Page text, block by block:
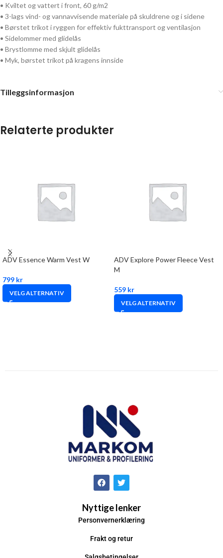
• Kviltet og vattert i front, 60 g/m2
• 3-lags vind- og vannavvisende materiale på skuldrene og i sidene
• Børstet trikot i ryggen for effektiv fukttransport og ventilasjon
• Sidelommer med glidelås
• Brystlomme med skjult glidelås
• Myk, børstet trikot på kragens innside
Tilleggsinformasjon
Relaterte produkter
ADV Essence Warm Vest W
799 kr
VELG ALTERNATIV
ADV Explore Power Fleece Vest
M
559 kr
VELG ALTERNATIV
Nyttige lenker
Personvernerklæring
Frakt og retur